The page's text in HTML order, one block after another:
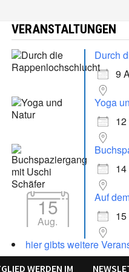
VERANSTALTUNGEN
Durch
9
Yoga
15
Aug.
Auf
hier gibts weitere
WERDEN IM